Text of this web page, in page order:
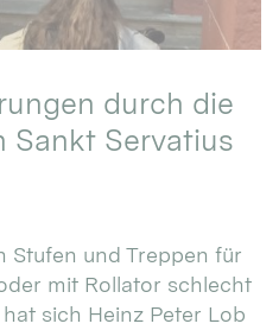
durch die
Sankt Servatius
Stufen und Treppen für
mit Rollator schlecht
sich Heinz Peter Lob